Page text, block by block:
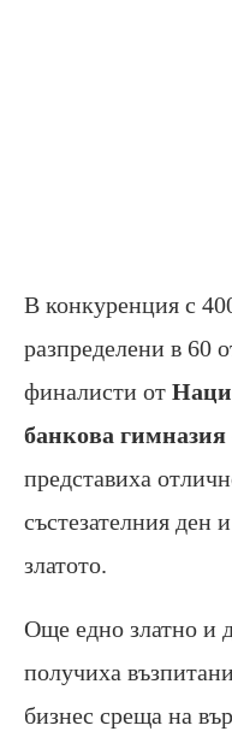
В конкуренция с
разпределени в 60
финалисти от
банкова
представиха
състезателния ден
златото.
Още едно златно и
получиха
бизнес среща на